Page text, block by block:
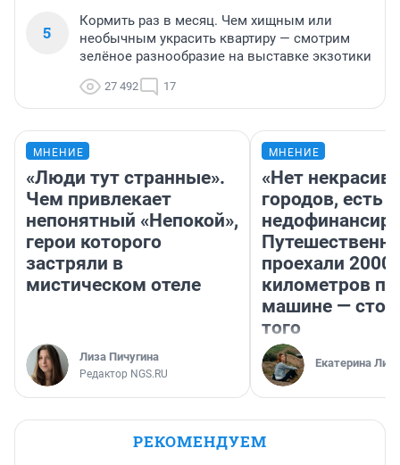
5
Кормить раз в месяц. Чем хищным или
необычным украсить квартиру — смотрим
зелёное разнообразие на выставке экзотики
27 492 17
МНЕНИЕ
«Люди тут странные».
Чем привлекает
непонятный «Непокой»,
герои которого
застряли в
мистическом отеле
Лиза Пичугина
Редактор NGS.RU
МНЕНИЕ
«Нет
городов, есть
проехали 2000
километров по
машине —
того
Екатерина
РЕКОМЕНДУЕМ